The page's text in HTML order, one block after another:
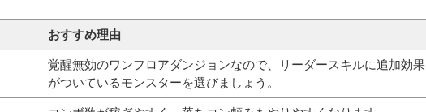
おすすめ理由
覚醒無効のワンフロアダンジョンなので、リーダースキルに追加効果
がついているモンスターを選びましょう。